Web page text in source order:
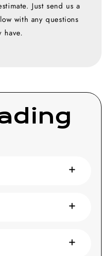
Just send us a
with any questions
have.